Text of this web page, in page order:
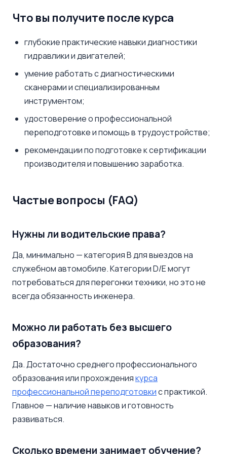
Что вы получите после курса
глубокие практические навыки диагностики
гидравлики и двигателей;
умение работать с диагностическими
сканерами и специализированным
инструментом;
удостоверение о профессиональной
переподготовке и помощь в трудоустройстве;
рекомендации по подготовке к сертификации
производителя и повышению заработка.
Частые вопросы (FAQ)
Нужны ли водительские права?
Да, минимально — категория B для выездов на
служебном автомобиле. Категории D/E могут
потребоваться для перегонки техники, но это не
всегда обязанность инженера.
Можно ли работать без высшего
образования?
Да. Достаточно среднего профессионального
образования или прохождениякурса
профессиональной переподготовкис практикой.
Главное — наличие навыков и готовность
развиваться.
Сколько времени занимает обучение?